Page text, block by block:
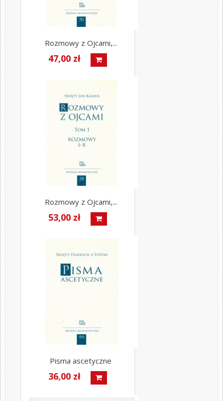
Rozmowy z Ojcami,...
47,00 zł
Rozmowy z Ojcami,...
53,00 zł
Pisma ascetyczne
36,00 zł